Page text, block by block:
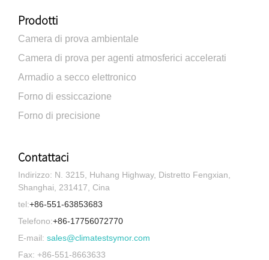
Prodotti
Camera di prova ambientale
Camera di prova per agenti atmosferici accelerati
Armadio a secco elettronico
Forno di essiccazione
Forno di precisione
Contattaci
Indirizzo: N. 3215, Huhang Highway, Distretto Fengxian,
Shanghai, 231417, Cina
tel:+86-551-63853683
Telefono:+86-17756072770
E-mail: sales@climatestsymor.com
Fax: +86-551-8663633